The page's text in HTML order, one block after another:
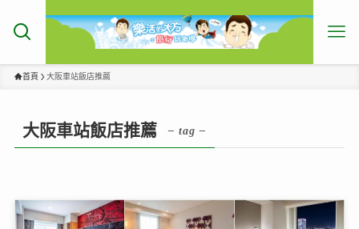
首頁 大阪車站飯店推薦
大阪車站飯店推薦 – tag –